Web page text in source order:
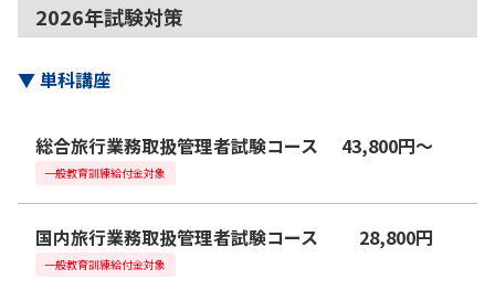
2026年試験対策
▼単科講座
総合旅行業務取扱管理者試験コース 43,800円〜
一般教育訓練給付金対象
国内旅行業務取扱管理者試験コース 28,800円
一般教育訓練給付金対象